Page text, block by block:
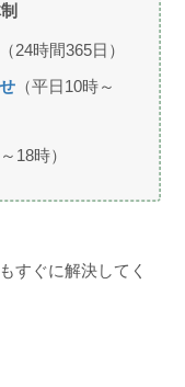
（24時間365日）
（平日10時～
18時）
すぐに解決してく